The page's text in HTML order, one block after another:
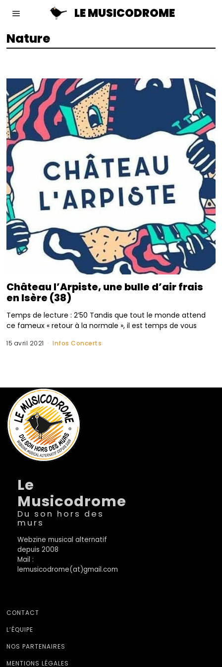
LE MUSICODROME
Nature
Château l’Arpiste, une bulle d’air frais
en Isère (38)
Temps de lecture : 2’50 Tandis que tout le monde attend
ce fameux « retour à la normale », il est temps de vous
15 avril 2021 Infos Concerts
Le
Musicodrome
Du son hors des
murs
Webzine musical alternatif
depuis 2008
Mail :
lemusicodrome(at)gmail.com
CONTACT
L’ÉQUIPE
NOS PARTENAIRES
MENTIONS LÉGALES